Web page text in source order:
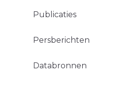
Publicaties
Persberichten
Databronnen